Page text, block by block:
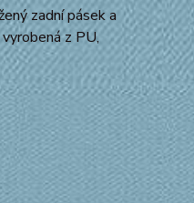
zadní pásek a
z PU,